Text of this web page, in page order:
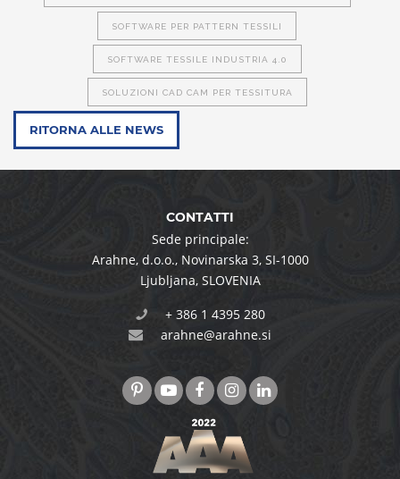
SOFTWARE PER PATTERN TESSILI
SOFTWARE TESSILE INDUSTRIA 4.0
SOLUZIONI CAD CAM PER TESSITURA
RITORNA ALLE NEWS
CONTATTI
Sede principale:
Arahne, d.o.o.,Novinarska 3,SI-1000
Ljubljana,SLOVENIA
+ 386 1 4395 280
arahne@arahne.si